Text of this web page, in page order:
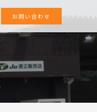
お問い合わせ